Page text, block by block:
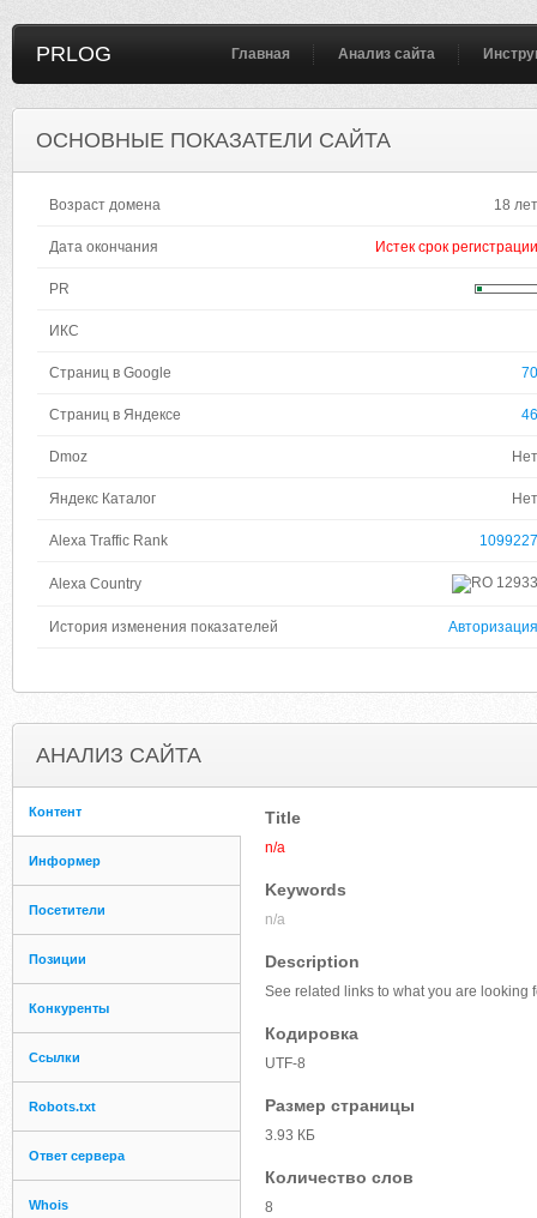
PRLOG Главная Анализ сайта
ОСНОВНЫЕ ПОКАЗАТЕЛИ САЙТА
Возраст домена 18 лет
Дата окончания Истек срок регистрации
PR
ИКС
Страниц в Google 70
Страниц в Яндексе 46
Dmoz Нет
Яндекс Каталог Нет
Alexa Traffic Rank 1099227
Alexa Country 12933
История изменения показателей Авторизация
АНАЛИЗ САЙТА
Контент
Информер
Посетители
Позиции
Конкуренты
Ссылки
Robots.txt
Ответ сервера
Whois
Title
n/a
Keywords
n/a
Description
See related links to what you are looking
Кодировка
UTF-8
Размер страницы
3.93 КБ
Количество слов
8